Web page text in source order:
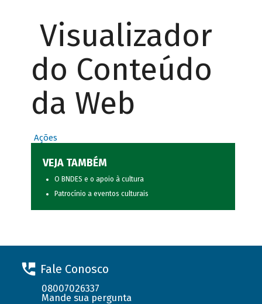
Visualizador
do Conteúdo
da Web
Ações
VEJA TAMBÉM
O BNDES e o apoio à cultura
Patrocínio a eventos culturais
Fale Conosco
08007026337
Mande sua pergunta